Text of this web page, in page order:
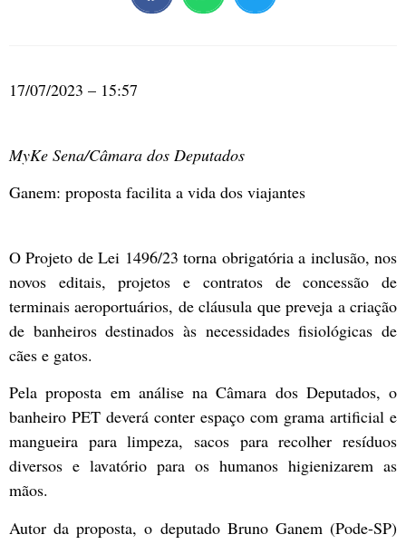
17/07/2023 – 15:57
MyKe Sena/Câmara dos Deputados
Ganem: proposta facilita a vida dos viajantes
O Projeto de Lei 1496/23 torna obrigatória a inclusão, nos
novos editais, projetos e contratos de concessão de
terminais aeroportuários, de cláusula que preveja a criação
de banheiros destinados às necessidades fisiológicas de
cães e gatos.
Pela proposta em análise na Câmara dos Deputados, o
banheiro PET deverá conter espaço com grama artificial e
mangueira para limpeza, sacos para recolher resíduos
diversos e lavatório para os humanos higienizarem as
mãos.
Autor da proposta, o deputado Bruno Ganem (Pode-SP)